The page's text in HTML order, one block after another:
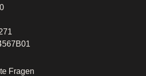
Fragen